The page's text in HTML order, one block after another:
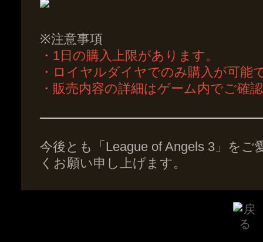
※注意事項
・1日の購入上限があります。
・ロイヤルダイヤでのみ購入が可能
・販売内容の詳細はゲーム内でご確
今後とも「League of Angels 3」を
くお願い申し上げます。